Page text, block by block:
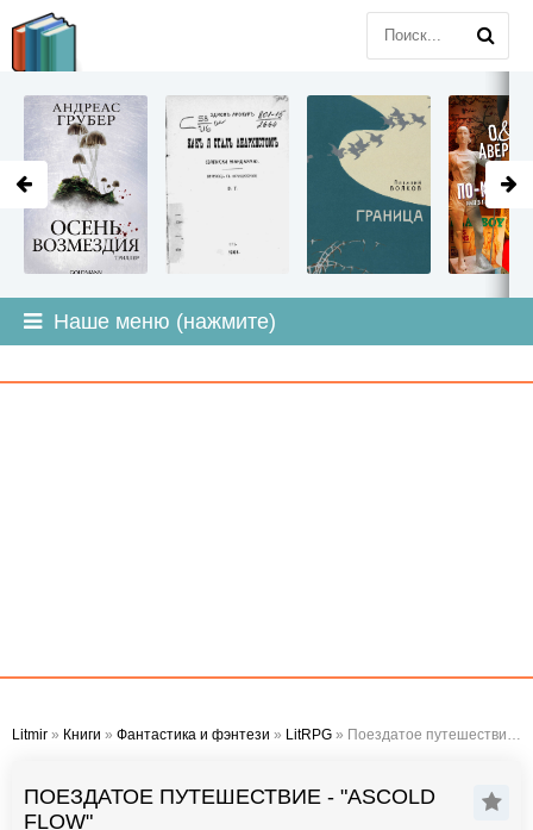
Наше меню (нажмите)
Litmir » Книги » Фантастика и фэнтези » LitRPG » Поездатое путешествие - "Ascold Flow"
ПОЕЗДАТОЕ ПУТЕШЕСТВИЕ - "ASCOLD
FLOW"
LITMIR.ORG